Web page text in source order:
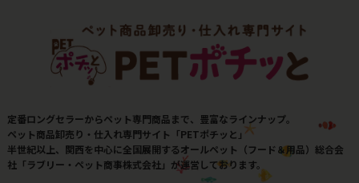
定番ロングセラーからペット専門商品まで、豊富なラインナップ。
ペット商品卸売り・仕入れ専門サイト「PETポチッと」
半世紀以上、関西を中心に全国展開するオールペット（フード＆用品）総合会
社「ラブリー・ペット商事株式会社」が運営しております。